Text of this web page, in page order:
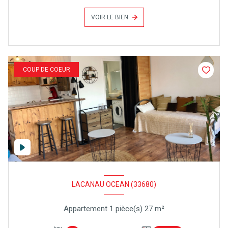
VOIR LE BIEN
COUP DE COEUR
LACANAU OCEAN (33680)
Appartement 1 pièce(s) 27 m²